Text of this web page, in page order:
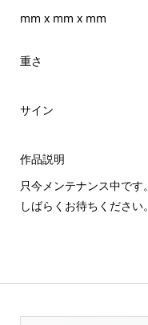
mm x mm x mm
重さ
サイン
作品説明
只今メンテナンス中です。
しばらくお待ちください。